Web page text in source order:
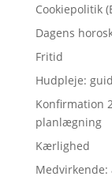
Cookiepolitik
Dagens
Fritid
Hudpleje:
Konfirmation
planlægning
Kærlighed